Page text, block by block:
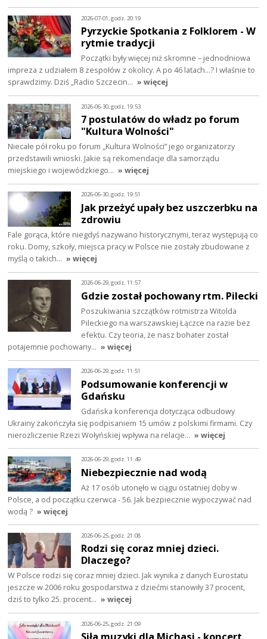
2026-07-01, godz. 20:19
Pyrzyckie Spotkania z Folklorem - W
rytmie tradycji
Początki były więcej niż skromne – jednodniowa
impreza z udziałem 8 zespołów z okolicy. A po 46 latach…? I właśnie to
sprawdzimy. Dziś „Radio Szczecin… » więcej
2026-06-30, godz. 19:53
7 postulatów do władz po forum
"Kultura Wolności"
Niecałe pół roku po forum „Kultura Wolności” jego organizatorzy
przedstawili wnioski. Jakie są rekomendacje dla samorządu
miejskiego i wojewódzkiego… » więcej
2026-06-30, godz. 19:51
Jak przeżyć upały bez uszczerbku na
zdrowiu
Fale gorąca, które niegdyś nazywano historycznymi, teraz występują co
roku. Domy, szkoły, miejsca pracy w Polsce nie zostały zbudowane z
myślą o takich… » więcej
2026-06-29, godz. 11:57
Gdzie został pochowany rtm. Pilecki
Poszukiwania szczątków rotmistrza Witolda
Pileckiego na warszawskiej Łączce na razie bez
efektu. Czy teoria, że nasz bohater został
potajemnie pochowany… » więcej
2026-06-29, godz. 11:51
Podsumowanie konferencji w
Gdańsku
Gdańska konferencja dotycząca odbudowy
Ukrainy zakończyła się podpisaniem 15 umów z polskimi firmami. Czy
nierozliczenie Rzezi Wołyńskiej wpływa na relacje… » więcej
2026-06-29, godz. 11:49
Niebezpiecznie nad wodą
Aż 17 osób utonęło w ciągu ostatniej doby w
Polsce, a od początku czerwca - 56. Jak bezpiecznie wypoczywać nad
wodą ? » więcej
2026-06-25, godz. 21:08
Rodzi się coraz mniej dzieci.
Dlaczego?
W Polsce rodzi się coraz mniej dzieci. Jak wynika z danych Eurostatu
jeszcze w 2006 roku gospodarstwa z dziećmi stanowiły 37 procent,
dziś to tylko 25. procent… » więcej
2026-06-25, godz. 21:09